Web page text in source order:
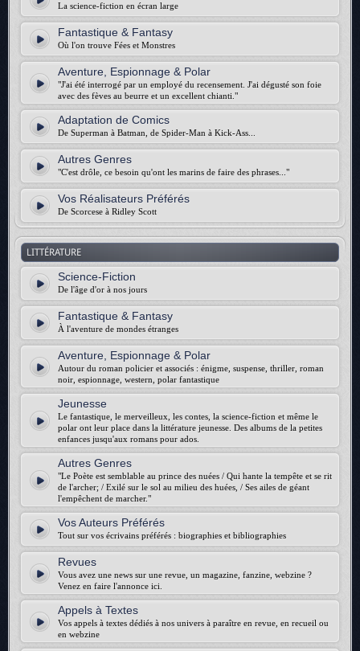
La science-fiction en écran large
Fantastique & Fantasy
Où l'on trouve Fées et Monstres
Aventure, Espionnage & Polar
"J'ai été interrogé par un employé du recensement. J'ai dégusté son foie
avec des fèves au beurre et un excellent chianti."
Adaptation de Comics
De Superman à Batman, de Spider-Man à Kick-Ass...
Autres Genres
"C'est drôle, ce besoin qu'ont les marins de faire des phrases..."
Vos Réalisateurs Préférés
De Scorcese à Ridley Scott
LITTÉRATURE
Science-Fiction
De l'âge d'or à nos jours
Fantastique & Fantasy
À l'aventure de mondes étranges
Aventure, Espionnage & Polar
Autour du roman policier et associés : énigme, suspense, thriller, roman
noir, espionnage, western, polar fantastique
Jeunesse
Le fantastique, le merveilleux, les contes, la science-fiction et même le
polar ont leur place dans la littérature jeunesse. Des albums de la petites
enfances jusqu'aux romans pour ados.
Autres Genres
"Le Poète est semblable au prince des nuées / Qui hante la tempête et se rit
de l'archer; / Exilé sur le sol au milieu des huées, / Ses ailes de géant
l'empêchent de marcher."
Vos Auteurs Préférés
Tout sur vos écrivains préférés : biographies et bibliographies
Revues
Vous avez une news sur une revue, un magazine, fanzine, webzine ?
Venez en faire l'annonce ici.
Appels à Textes
Vos appels à textes dédiés à nos univers à paraître en revue, en recueil ou
en webzine